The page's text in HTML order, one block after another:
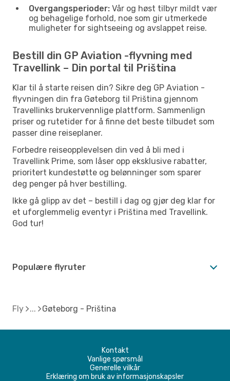
Overgangsperioder: Vår og høst tilbyr mildt vær
og behagelige forhold, noe som gir utmerkede
muligheter for sightseeing og avslappet reise.
Bestill din GP Aviation -flyvning med
Travellink – Din portal til Priština
Klar til å starte reisen din? Sikre deg GP Aviation -
flyvningen din fra Gøteborg til Priština gjennom
Travellinks brukervennlige plattform. Sammenlign
priser og rutetider for å finne det beste tilbudet som
passer dine reiseplaner.
Forbedre reiseopplevelsen din ved å bli med i
Travellink Prime, som låser opp eksklusive rabatter,
prioritert kundestøtte og belønninger som sparer
deg penger på hver bestilling.
Ikke gå glipp av det – bestill i dag og gjør deg klar for
et uforglemmelig eventyr i Priština med Travellink.
God tur!
Populære flyruter
Fly Gøteborg - Priština
Kontakt
Vanlige spørsmål
Generelle vilkår
Erklæring om bruk av informasjonskapsler